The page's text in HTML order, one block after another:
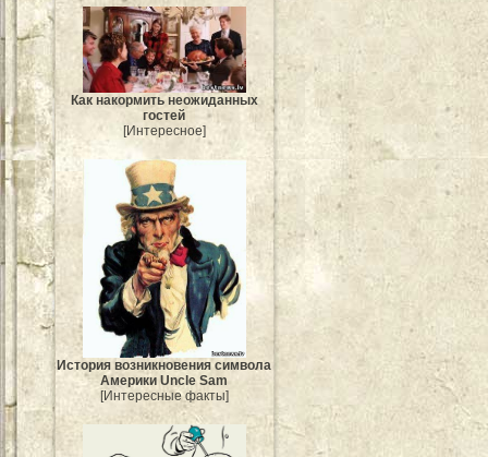
Как накормить неожиданных
гостей
[Интересное]
История возникновения символа
Америки Uncle Sam
[Интересные факты]